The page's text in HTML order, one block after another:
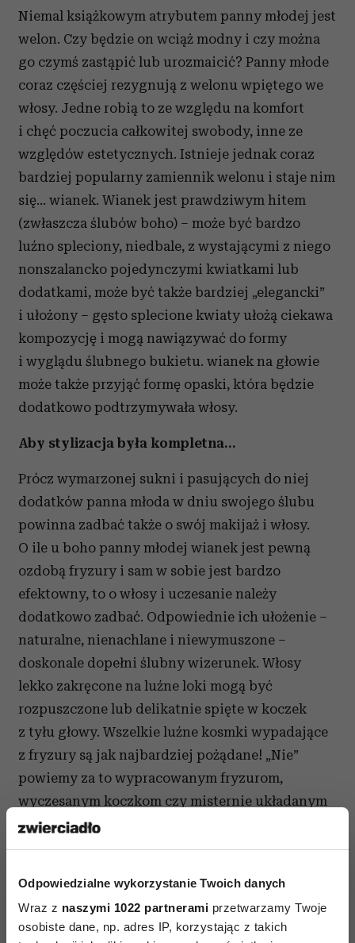
Odpowiedzialne wykorzystanie Twoich danych
Wraz z naszymi 1022 partnerami przetwarzamy Twoje
osobiste dane, np. adres IP, korzystając z takich
Niemal książkowym atrybutem panny młodej jest
welon. Czy będzie on wciąż modny i czy można
go czymś zastąpić lub urozmaicić? Panny młode
coraz częściej rezygnują z welonu wpiętego we
włosy. Jedne robią to ze względu na komfort
i chęć poczucia całkowitej swobody, inne ze
względów estetycznych. Istnieje jednak coraz
bardziej popularny zamiennik welonu i staje nim
się… wianek. Wianek jest prawdziwym hitem
(zwłaszcza ślubów boho) – może być bardzo
luźno spleciony, niedbale, z wystającymi z niego
nonszalancko pojedynczymi kwiatkami lub
dodatkami, może być także bardziej „elegancki”
i ułożony – gęsto splecione kwiaty ułożą ciekawa
kompozycję i mogą nawiązywać do formy
i wyglądu ślubnego bukietu. wianek na głowie
może także przyjąć formę opaski, która będzie
dodatkowo podtrzymywała włosy.
Aby stylizacja była kompletna…
Prócz wymarzonej sukni i pasujących do niej
dodatków panna młoda w dniu swojego ślubu
powinna zadbać także o swój makijaż i włosy.
O ile u boho panny młodej wianek jest pewną
ozdobą fryzury i sam w sobie jest bardzo
efektowny, to o włosy i uczesanie należy
dodatkowo zadbać. Odpowiednie ich ułożenie –
naturalne, nienachlane i niewymuszone –
doskonale dopełni ślubny wizerunek. Włosy
lekko zakręcone na luźne loki mogą być
rozpuszczone lub delikatnie spięte w koczek
z tyłu głowy. Wszelkie luźne kosmki wypadające
z fryzury są jak najbardziej pożądane! „Nie”
powiemy za to wypracowanym fryzurom,
wyczesanym koczkom czy misternie układanym
konstrukcjom na głowie.